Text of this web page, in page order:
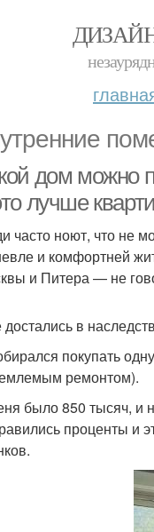
дом можно
лучше
часто ноют, что не
и комфортней
и Питера — не
в
покупать
ремонтом).
было 850 тысяч, и
проценты и